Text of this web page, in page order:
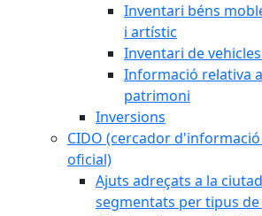
Inventari béns
i artístic
Inventari de
Informació relativa
patrimoni
Inversions
CIDO (cercador
oficial)
Ajuts adreçats a la
segmentats per tipus